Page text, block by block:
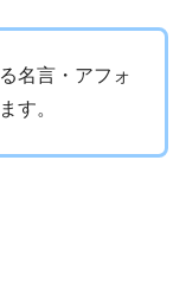
名言・アフォ
す。